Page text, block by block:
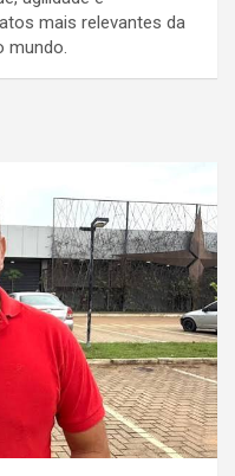
mais relevantes da
mundo.